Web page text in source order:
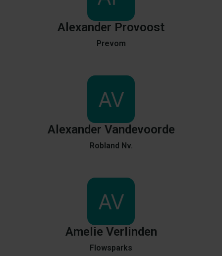
Alexander Provoost
Prevom
Alexander Vandevoorde
Robland Nv.
Amelie Verlinden
Flowsparks